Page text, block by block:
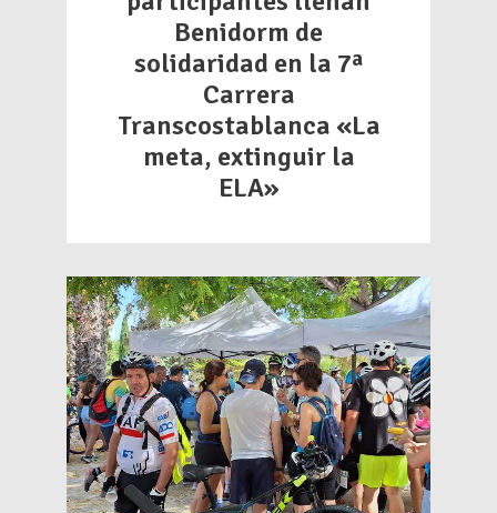
Benidorm de
solidaridad en la 7ª
Carrera
Transcostablanca «La
meta, extinguir la
ELA»